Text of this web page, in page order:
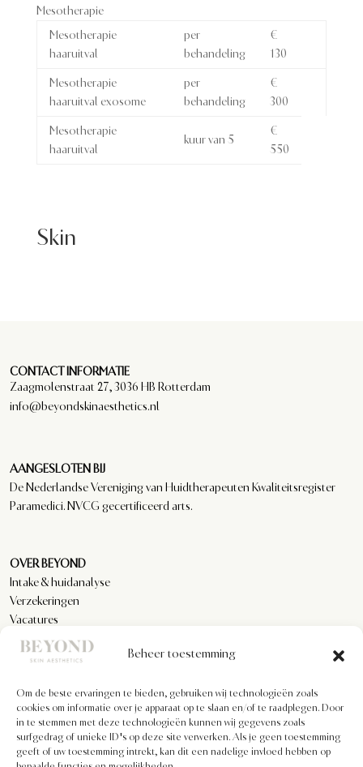
Beheer toestemming
Om de beste ervaringen te bieden, gebruiken wij technologieën zoals
cookies om informatie over je apparaat op te slaan en/of te raadplegen. Door
in te stemmen met deze technologieën kunnen wij gegevens zoals
surfgedrag of unieke ID's op deze site verwerken. Als je geen toestemming
geeft of uw toestemming intrekt, kan dit een nadelige invloed hebben op
Mesotherapie
Mesotherapie
haaruitval
per
behandeling
€
130
Mesotherapie
haaruitval exosome
per
behandeling
€
300
Mesotherapie
haaruitval
kuur van 5
€
550
Skin
CONTACT INFORMATIE
Zaagmolenstraat 27, 3036 HB Rotterdam
info@beyondskinaesthetics.nl
AANGESLOTEN BIJ
De Nederlandse Vereniging van Huidtherapeuten Kwaliteitsregister
Paramedici. NVCG gecertificeerd arts.
OVER BEYOND
Intake & huidanalyse
Verzekeringen
Vacatures
Reviews
KLANTENSERVICE
Privacyverklaring
Algemene voorwaarden
Cookiebeleid